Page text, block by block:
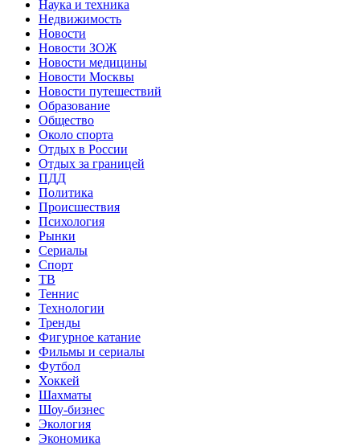
Наука и техника
Недвижимость
Новости
Новости ЗОЖ
Новости медицины
Новости Москвы
Новости путешествий
Образование
Общество
Около спорта
Отдых в России
Отдых за границей
ПДД
Политика
Происшествия
Психология
Рынки
Сериалы
Спорт
ТВ
Теннис
Технологии
Тренды
Фигурное катание
Фильмы и сериалы
Футбол
Хоккей
Шахматы
Шоу-бизнес
Экология
Экономика